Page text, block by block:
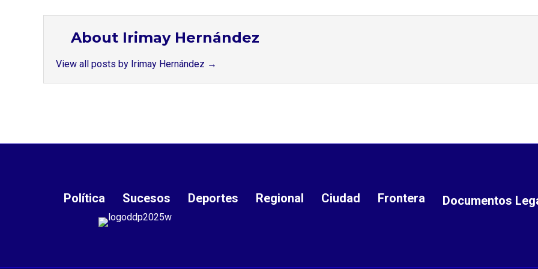
About Irimay Hernández
View all posts by Irimay Hernández →
Política Sucesos Deportes Regional Ciudad Frontera Documentos